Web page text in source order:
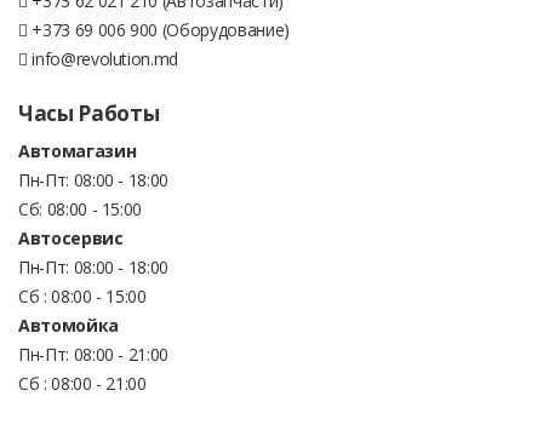
+373 69 006 900 (Оборудование)
info@revolution.md
Часы Работы
Автомагазин
Пн-Пт: 08:00 - 18:00
Сб: 08:00 - 15:00
Автосервис
Пн-Пт: 08:00 - 18:00
Сб : 08:00 - 15:00
Автомойка
Пн-Пт: 08:00 - 21:00
Сб : 08:00 - 21:00